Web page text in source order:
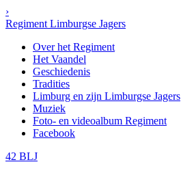
›
Regiment Limburgse Jagers
Over het Regiment
Het Vaandel
Geschiedenis
Tradities
Limburg en zijn Limburgse Jagers
Muziek
Foto- en videoalbum Regiment
Facebook
42 BLJ